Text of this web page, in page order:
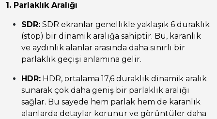
1. Parlaklık Aralığı
SDR: SDR ekranlar genellikle yaklaşık 6 duraklık
(stop) bir dinamik aralığa sahiptir. Bu, karanlık
ve aydınlık alanlar arasında daha sınırlı bir
parlaklık geçişi anlamına gelir.
HDR: HDR, ortalama 17,6 duraklık dinamik aralık
sunarak çok daha geniş bir parlaklık aralığı
sağlar. Bu sayede hem parlak hem de karanlık
alanlarda detaylar korunur ve görüntüler daha